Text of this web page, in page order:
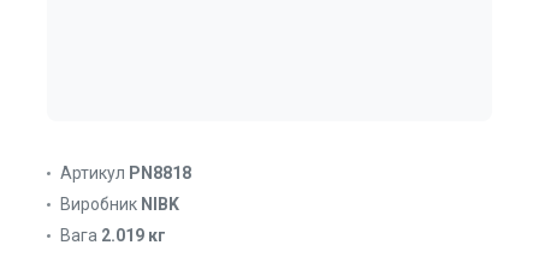
Артикул PN8818
Виробник NIBK
Вага 2.019 кг